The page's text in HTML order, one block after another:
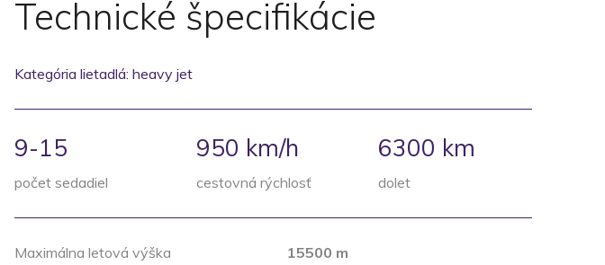
Technické špecifikácie
Kategória lietadlá: heavy jet
9-15
počet sedadiel
950 km/h
cestovná rýchlosť
6300 km
dolet
Maximálna letová výška
15500 m